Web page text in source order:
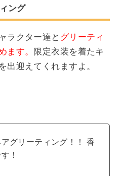
ング
ラクター達と グリーティ
ます。 限定衣装を着たキ
出迎えてくれますよ。
グリーティング！！ 香
！